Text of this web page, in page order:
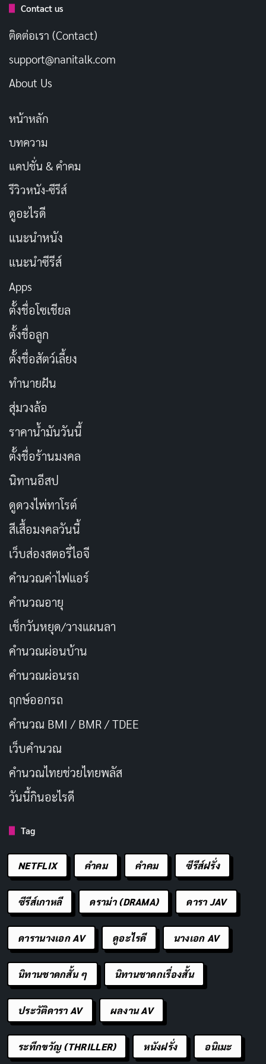
ด้านที่อบอุ่นเกินคาด
สิ่งที่พอกู้สถานการณ์ได้บ้างคือช่วงครึ่งหลังของตอนแรก ที่
สปิก้าได้แสดงให้เห็นว่าเธอมีความมุ่งมั่นและความสามารถ
เธอไว้ในเหตุการณ์โจมตีของลัทธิลึกลับ เป็นโมเมนต์ที่ทำให้
เห็นว่าถ้าอนิเมะเลือกเดินบนเส้นทางนี้มากกว่านี้ เรื่องนี้อาจ
มีพลังงานที่ดีกว่านี้ได้อย่างมาก แต่มันมาช้าเกินไปหลังจาก
ช่วงเปิดตัวที่ตั้งโทนไว้ต่ำมาก และนั่นคือความน่าเสียดายที่
แก้ยากที่สุดของอนิเมะเรื่องนี้
ใครที่คุ้นเคยกับThe Familiar of Zero
/ ซีโร่ ผู้ไร้พลังเวทย์) จะเห็นความคล้ายคลึงหลายจุด ทั้งใน
แง่ความสัมพันธ์ระหว่างนักเวทย์กับ familiar (สัตว์หรือผู้
ช่วยในพันธสัญญา) และโทนของ fan service ที่ฝังอยู่ใน
formula (สูตร) ของเรื่อง ถ้าผู้ชมดูแล้วรู้สึกโอเคกับรูปแบบ
นั้น The Classroom of a Black Cat and a Witch อาจพอ
ผ่านได้ แต่สำหรับคนที่ต้องการอนิเมะแฟนตาซีเน้น world-
building หรือ character development ที่ลึกกว่า เรื่องนี้ไม่
ตอบโจทย์ในระดับที่คาดหวัง
The Classroom of a Black Cat and a Witch ไม่ใช่อนิเมะ
ที่ไม่มีอะไรเลย มีโลกเวทมนตร์ที่น่าสนใจ ตัวละครที่มีแรง
สวยงามหากเรื่องเลือกเดินไปในทิศทางนั้น แต่ตราบใดที่อนิ
เมะยังพึ่งพา
ตั้งแต่ตอนแรก ก็ยากที่จะแนะนำให้ผู้ชมทั่วไปลองดู ถ้า
กำลังมองหาอนิเมะแฟนตาซีโรแมนติกที่ดีกว่าในช่วง
เดียวกัน ลองแวะอ่าน
เห็นว่าคิดยังไงกับอนิเมะเรื่องนี้ได้เลยในคอมเมนต์ด้านล่าง
ชื่อเรื่องในภาษาไทย:ห้องเรียนเวทมนตร์กับคุณแมว
ดำ
ชื่อภาษาอังกฤษ:
The Classroom of a Black Cat
and a Witch
ประเภท:แฟนตาซี, โรแมนติกคอเมดี้
ปี:2026
ตัวละครหลัก:
สปิก้า เวอร์โก (Spica Virgo), คล็อด ไซ
เรียส (Claude Sirius), อาเรีย (Aria)
ช่องทางการดูในประเทศไทย:Ani-One
ThailandTrueIDCrunchyroll
Contact us
ติดต่อเรา (Contact)
support@nanitalk.com
About Us
หน้าหลัก
บทความ
แคปชั่น & คำคม
รีวิวหนัง-ซีรีส์
ดูอะไรดี
แนะนำหนัง
แนะนำซีรีส์
Apps
ตั้งชื่อโซเชียล
ตั้งชื่อลูก
ตั้งชื่อสัตว์เลี้ยง
ทำนายฝัน
สุ่มวงล้อ
ราคาน้ำมันวันนี้
ตั้งชื่อร้านมงคล
นิทานอีสป
ดูดวงไพ่ทาโรต์
สีเสื้อมงคลวันนี้
เว็บส่องสตอรี่ไอจี
คำนวณค่าไฟแอร์
คำนวณอายุ
เช็กวันหยุด/วางแผนลา
คำนวณผ่อนบ้าน
คำนวณผ่อนรถ
ฤกษ์ออกรถ
คำนวณ BMI / BMR / TDEE
เว็บคํานวณ
คํานวณไทยช่วยไทยพลัส
วันนี้กินอะไรดี
Tag
NETFLIX คำคม คําคม ซีรีส์ฝรั่ง
ซีรีส์เกาหลี ดราม่า (DRAMA) ดารา JAV
ดารานางเอก AV ดูอะไรดี นางเอก AV
นิทานชาดกสั้น ๆ นิทานชาดกเรื่องสั้น
ประวัติดารา AV ผลงาน AV
ระทึกขวัญ (THRILLER) หนังฝรั่ง อนิเมะ